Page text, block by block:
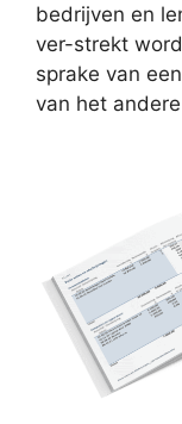
bedrijven en
ver-strekt
sprake van
van het